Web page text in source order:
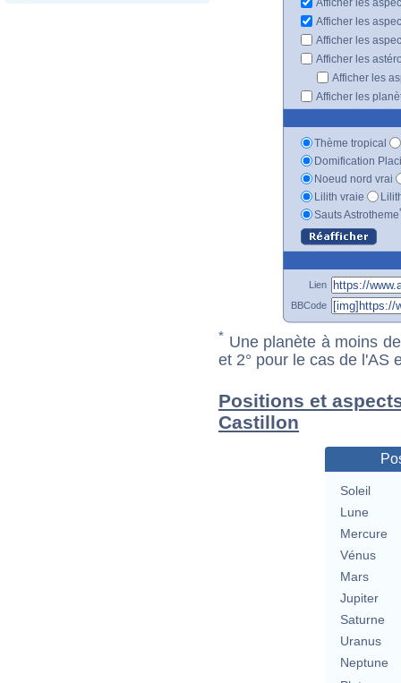
Afficher les
Afficher les
Afficher les
Afficher les
Afficher les
Thème tropical
Domification
Noeud nord vrai
Lilith vraie
Sauts Astrotheme
Lien
BBCode
* Une planète à moins
et 2° pour le cas de l'AS
Positions et
Castillon
Soleil
Lune
Mercure
Vénus
Mars
Jupiter
Saturne
Uranus
Neptune